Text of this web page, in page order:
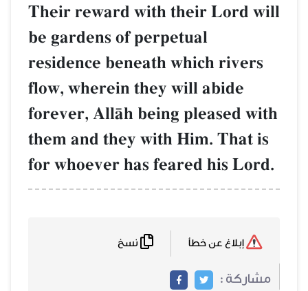
Their reward with their Lord will
be gardens of perpetual
residence beneath which rivers
flow, wherein they will abide
forever, AllŒh being pleased with
them and they with Him. That is
for whoever has feared his Lord.
مشاركة :